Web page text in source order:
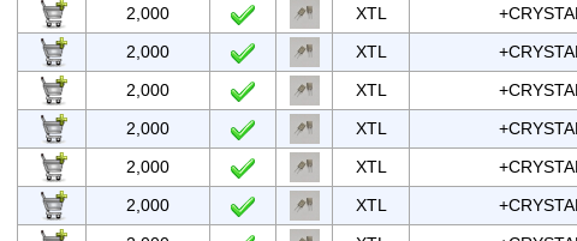
2,000
XTL +CRYSTAL
2,000
XTL +CRYSTAL
2,000
XTL +CRYSTAL
2,000
XTL +CRYSTAL
2,000
XTL +CRYSTAL
2,000
XTL +CRYSTAL